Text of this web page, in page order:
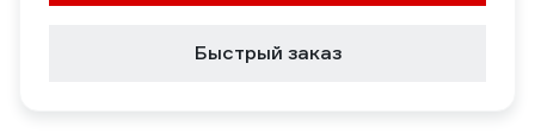
Быстрый заказ